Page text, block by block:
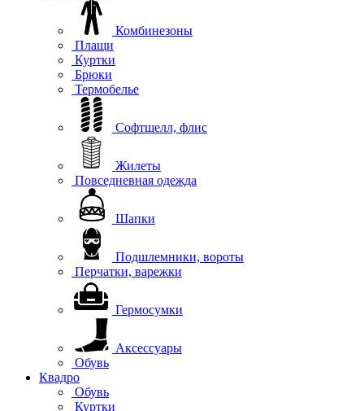
Комбинезоны
Плащи
Куртки
Брюки
Термобелье
Софтшелл, флис
Жилеты
Повседневная одежда
Шапки
Подшлемники, вороты
Перчатки, варежки
Гермосумки
Аксессуары
Обувь
Квадро
Обувь
Куртки